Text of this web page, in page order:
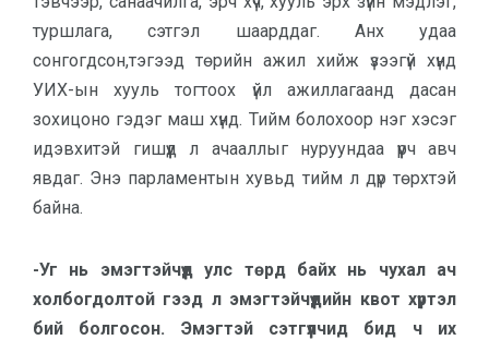
туршлага, сэтгэл шаарддаг. Анх удаа
сонгогдсон,тэгээд төрийн ажил хийж үзээгүй хүнд
УИХ-ын хууль тогтоох үйл ажиллагаанд дасан
зохицоно гэдэг маш хүнд. Тийм болохоор нэг хэсэг
идэвхитэй гишүүд л ачааллыг нуруундаа үүрч авч
явдаг. Энэ парламентын хувьд тийм л дүр төрхтэй
байна.
-Уг нь эмэгтэйчүүд улс төрд байх нь чухал ач
холбогдолтой гээд л эмэгтэйчүүдийн квот хүртэл
бий болгосон. Эмэгтэй сэтгүүлчид бид ч их